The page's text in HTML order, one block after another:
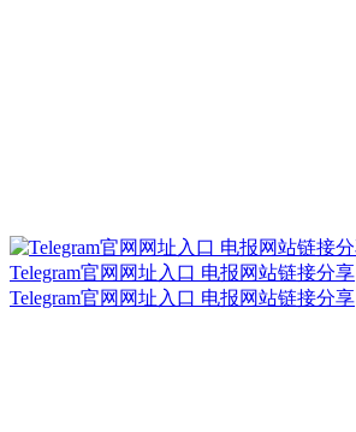
Telegram官网网址入口 电报网站链接分享
Telegram官网网址入口 电报网站链接分享